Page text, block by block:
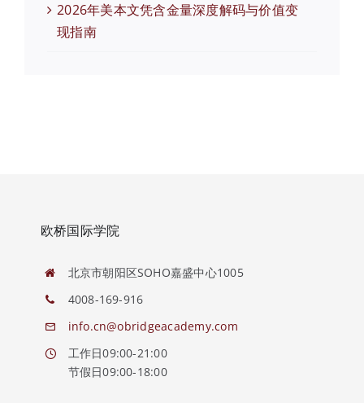
2026年美本文凭含金量深度解码与价值变
现指南
欧桥国际学院
北京市朝阳区SOHO嘉盛中心1005
4008-169-916
info.cn@obridgeacademy.com
工作日09:00-21:00
节假日09:00-18:00